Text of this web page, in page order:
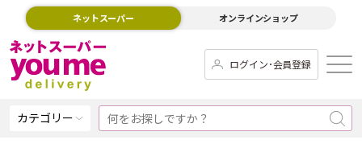
ネットスーパー オンラインショップ
ログイン･会員登録
カテゴリー